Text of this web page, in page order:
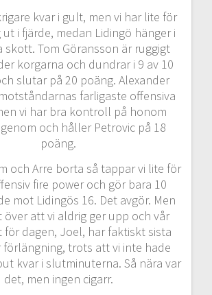
kvar i gult, men vi har lite för
ut i fjärde, medan Lidingö hänger i
skott. Tom Göransson är ruggigt
korgarna och dundrar i 9 av 10
slutar på 20 poäng. Alexander
farligaste offensiva
vi har bra kontroll på honom
och håller Petrovic på 18
poäng.
och Arre borta så tappar vi lite för
fire power och gör bara 10
mot Lidingös 16. Det avgör. Men
över att vi aldrig ger upp och vår
för dagen, Joel, har faktiskt sista
trots att vi inte hade
kvar i slutminuterna. Så nära var
det, men ingen cigarr.